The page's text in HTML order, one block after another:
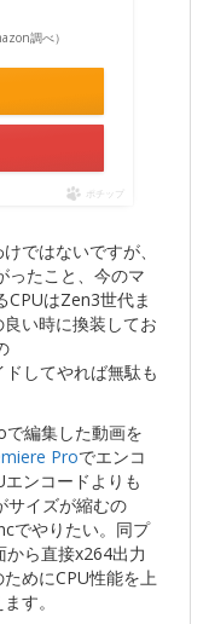
調べ）
ポチップ
ではないですが、
ったこと、今のマ
CPUはZen3世代ま
い時に換装してお
ドしてやれば無駄も
編集した動画を
Proでエンコ
ンコードよりも
サイズが縮むの
でやりたい。同プ
ら直接x264出力
めにCPU性能を上
す。